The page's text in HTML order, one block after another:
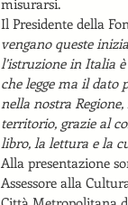
Il Presidente della
vengano queste
l’istruzione in Italia
che legge ma il dato
nella nostra
territorio, grazie al
libro, la lettura e la
Alla presentazione
Assessore alla